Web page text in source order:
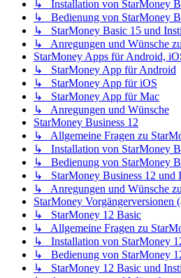
↳ Installation von StarMoney
↳ Bedienung von StarMoney
↳ StarMoney Basic 15 und
↳ Anregungen und Wünsche
StarMoney Apps für Android,
↳ StarMoney App für Android
↳ StarMoney App für iOS
↳ StarMoney App für Mac
↳ Anregungen und Wünsche
StarMoney Business 12
↳ Allgemeine Fragen zu
↳ Installation von StarMoney
↳ Bedienung von StarMoney
↳ StarMoney Business 12 und
↳ Anregungen und Wünsche
StarMoney Vorgängerversionen
↳ StarMoney 12 Basic
↳ Allgemeine Fragen zu
↳ Installation von StarMoney
↳ Bedienung von StarMoney
↳ StarMoney 12 Basic und